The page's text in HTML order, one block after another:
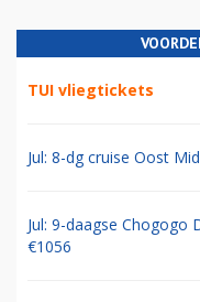
TUI vliegtickets
Jul: 8-dg cruise Oost
Jul: 9-daagse Chogogo
€1056